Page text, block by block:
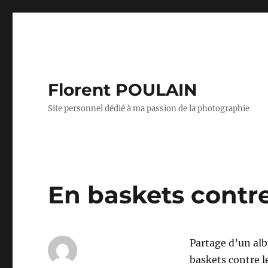
Florent POULAIN
Site personnel dédié à ma passion de la photographie
En baskets
Partage d’un
baskets contre